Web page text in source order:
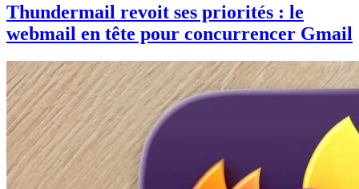
Thundermail revoit ses priorités : le
webmail en tête pour concurrencer Gmail